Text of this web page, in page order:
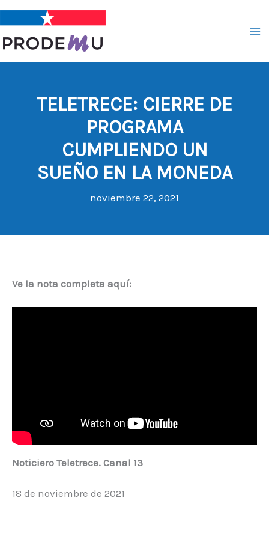
contenido
TELETRECE: CIERRE DE
PROGRAMA
CUMPLIENDO UN
SUEÑO EN LA MONEDA
noviembre 22, 2021
Ve la nota completa aquí:
Noticiero Teletrece. Canal 13
18 de noviembre de 2021